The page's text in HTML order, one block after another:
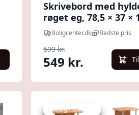
Skrivebord med
røget eg, 78,5 × 37 ×
cm, konstrueret træ
Boligcenter.dk Bedste pris
599 kr.
549 kr.
Udsalg - spar 9 %